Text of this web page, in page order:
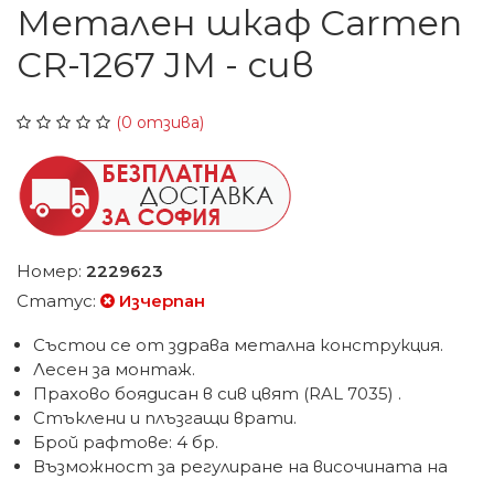
Метален шкаф Carmen
CR-1267 JM - сив
(0 отзива)
Номер: 2229623
Статус:
Изчерпан
Състои се от здрава метална конструкция.
Лесен за монтаж.
Прахово боядисан в сив цвят (RAL 7035) .
Стъклени и плъзгащи врати.
Брой рафтове: 4 бр.
Възможност за регулиране на височината на